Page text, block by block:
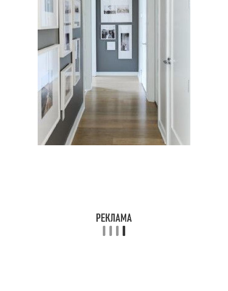
прихожей
Коридор в квартире
Планировка для узкого
коридора
Освещение для узкого
коридора
Картины в узкой
прихожей